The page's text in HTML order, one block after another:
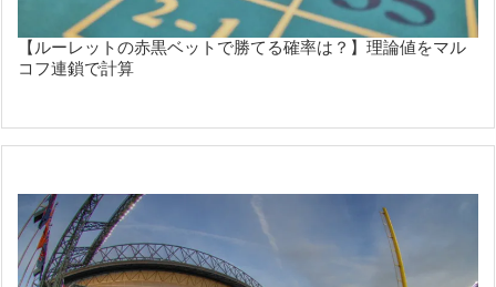
【ルーレットの赤黒ベットで勝てる確率は？】理論値をマル
コフ連鎖で計算